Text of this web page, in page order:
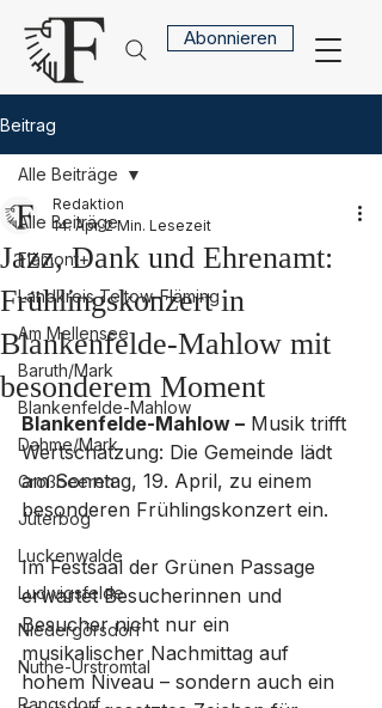
Abonnieren
Beitrag
Alle Beiträge
Flämont+
Landkreis Teltow-Fläming
Am Mellensee
Baruth/Mark
Blankenfelde-Mahlow
Dahme/Mark
Großbeeren
Jüterbog
Luckenwalde
Ludwigsfelde
Niedergörsdorf
Nuthe-Urstromtal
Rangsdorf
Alle Beiträge
Jazz, Dank und Ehrenamt:
Frühlingskonzert in
Blankenfelde-Mahlow mit
besonderem Moment
Redaktion
14. Apr. 2 Min. Lesezeit
Blankenfelde-Mahlow – Musik trifft
Wertschätzung: Die Gemeinde lädt
am Sonntag, 19. April, zu einem
besonderen Frühlingskonzert ein.
Im Festsaal der Grünen Passage
erwartet Besucherinnen und
Besucher nicht nur ein
musikalischer Nachmittag auf
hohem Niveau – sondern auch ein